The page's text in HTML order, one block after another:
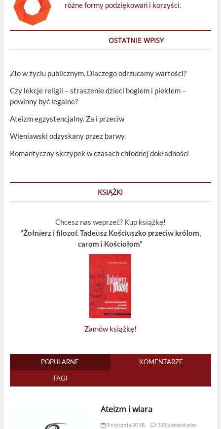
różne formy podziękowań i korzyści.
OSTATNIE WPISY
Zło w życiu publicznym. Dlaczego odrzucamy wartości?
Czy lekcje religii – straszenie dzieci bogiem i piekłem –
powinny być legalne?
Ateizm egzystencjalny. Za i przeciw
Wieniawski odzyskany przez barwy.
Romantyczny skrzypek w czasach chłodnej dokładności
KSIĄŻKI
Chcesz nas weprzeć? Kup książkę!
"Żołnierz i filozof. Tadeusz Kościuszko przeciw królom,
carom i Kościołom”
Zamów książkę!
POPULARNE KOMENTARZE
TAGI
Ateizm i wiara
9 stycznia 2018 358 komentarzy